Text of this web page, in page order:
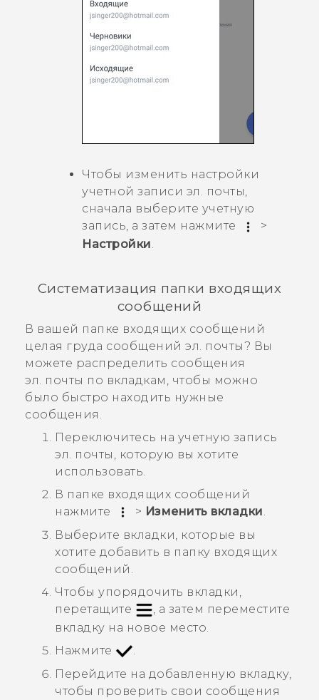
Чтобы изменить настройки
учетной записи эл. почты,
сначала выберите учетную
запись, а затем нажмите
>
Настройки
Систематизация папки входящих
сообщений
В вашей папке входящих сообщений
целая груда сообщений эл. почты? Вы
можете распределить сообщения
эл. почты по вкладкам, чтобы можно
было быстро находить нужные
сообщения.
Переключитесь на учетную запись
эл. почты, которую вы хотите
использовать.
В папке входящих сообщений
нажмите
> Изменить вкладки.
Выберите вкладки, которые вы
хотите добавить в папку входящих
сообщений.
Чтобы упорядочить вкладки,
перетащите
, а затем переместите
вкладку на новое место.
Нажмите
Перейдите на добавленную вкладку,
чтобы проверить свои сообщения